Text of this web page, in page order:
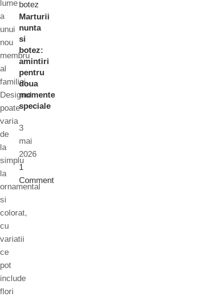
lume
a
unui
nou
membru
al
familiei.
Designul
poate
varia
de
la
simplu
la
ornamental
si
colorat,
cu
variatii
ce
pot
include
flori
Marturii
nunta
si
botez:
amintiri
pentru
doua
momente
speciale
3
mai
2026
1
Comment